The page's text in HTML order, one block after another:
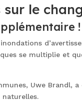
sur le
!
se multiplie et
Uwe Brandl,